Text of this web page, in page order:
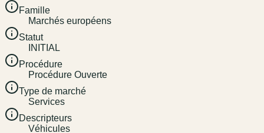
Famille
Marchés européens
Statut
INITIAL
Procédure
Procédure Ouverte
Type de marché
Services
Descripteurs
Véhicules